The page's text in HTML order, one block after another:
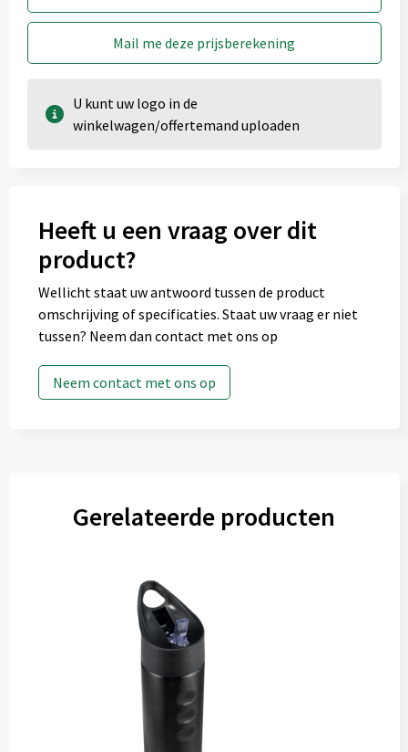
Mail me deze prijsberekening
U kunt uw logo in de
winkelwagen/offertemand uploaden
Heeft u een vraag over dit
product?
Wellicht staat uw antwoord tussen de product
omschrijving of specificaties. Staat uw vraag er niet
tussen? Neem dan contact met ons op
Neem contact met ons op
Gerelateerde producten